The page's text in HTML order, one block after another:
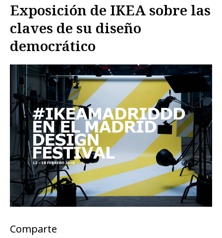
Exposición de IKEA sobre las
claves de su diseño
democrático
Comparte